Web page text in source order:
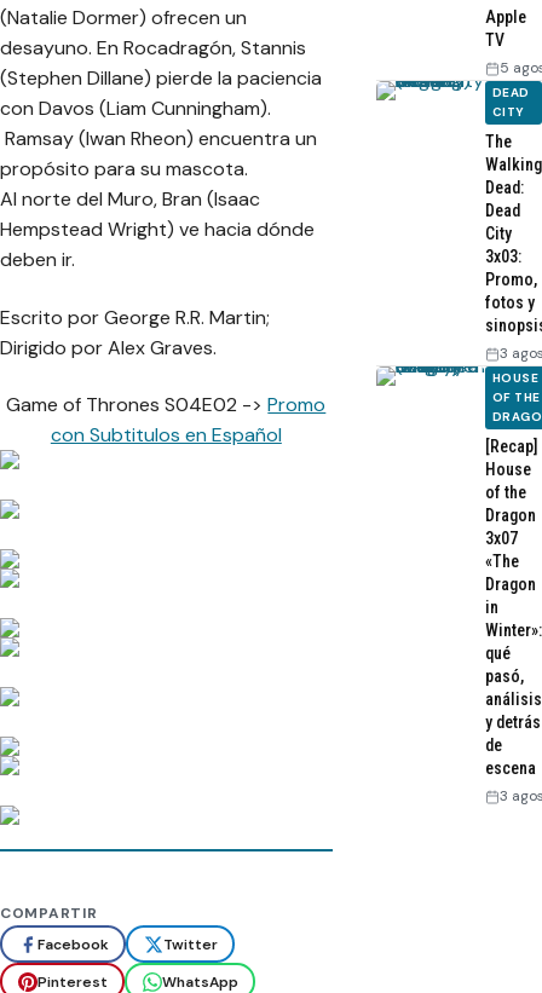
(Natalie Dormer) ofrecen un
desayuno. En Rocadragón, Stannis
(Stephen Dillane) pierde la paciencia
con Davos (Liam Cunningham).
Ramsay (Iwan Rheon) encuentra un
propósito para su mascota.
Al norte del Muro, Bran (Isaac
Hempstead Wright) ve hacia dónde
deben ir.
Escrito por George R.R. Martin;
Dirigido por Alex Graves.
Game of Thrones S04E02 ->Promo
con Subtitulos en Español
COMPARTIR
Facebook
Twitter
Pinterest
WhatsApp
Apple
TV
5
DEAD
CITY
The
Walking
Dead:
Dead
City
3x03:
Promo,
fotos y
3
HOUSE
OF THE
[Recap]
House
of the
Dragon
3x07
«The
Dragon
in
Winter»:
qué
pasó,
análisis
y detrás
de
escena
3